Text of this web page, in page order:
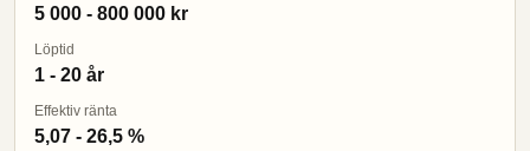
5 000 - 800 000 kr
Löptid
1 - 20 år
Effektiv ränta
5,07 - 26,5 %